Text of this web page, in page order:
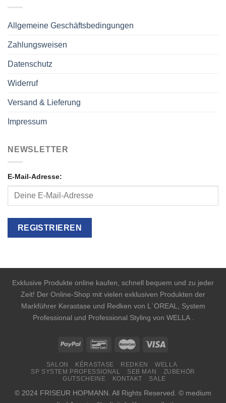
Allgemeine Geschäftsbedingungen
Zahlungsweisen
Datenschutz
Widerruf
Versand & Lieferung
Impressum
NEWSLETTER
E-Mail-Adresse:
Exklusive Produkte online kaufen, schnell bequem und zu jeder
Zeit! Der Online-Shop mit vielen exklusiven Produkten der
Markführer Kerastase und Redken von L`OREAL, System
Professional und Professional Styling von WELLA .
SALON KÉRASTASE REDKEN
WELLA
SP SYSTEM PROFESSIONAL
SEB MAN
ZUBEHÖR
GUTSCHEINE
KONTAKT SALE
© 2024 FRISEUR HOPMANN. All Rights Reserved. © medium